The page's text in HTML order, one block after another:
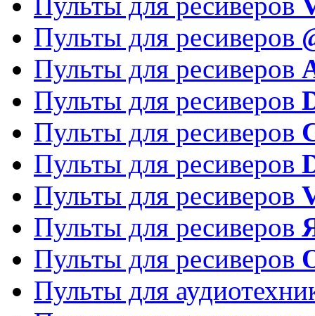
Пульты для ресиверов
Пульты для ресиверов
Пульты для ресиверов
Пульты для ресиверов
Пульты для ресиверов
Пульты для ресиверов
Пульты для ресиверов
Пульты для ресиверов
Пульты для